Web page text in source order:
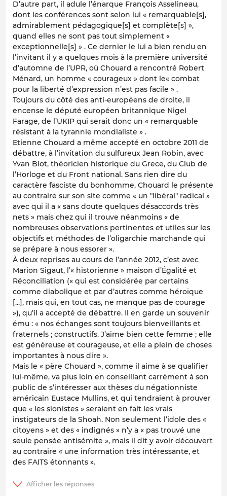
D’autre part, il adule l’énarque François Asselineau,
dont les conférences sont selon lui « remarquable[s],
admirablement pédagogique[s] et complète[s] »,
quand elles ne sont pas tout simplement «
exceptionnelle[s] » . Ce dernier le lui a bien rendu en
l’invitant il y a quelques mois à la première université
d’automne de l’UPR, où Chouard a rencontré Robert
Ménard, un homme « courageux » dont le« combat
pour la liberté d’expression n’est pas facile » .
Toujours du côté des anti-européens de droite, il
encense le député européen britannique Nigel
Farage, de l’UKIP qui serait donc un « remarquable
résistant à la tyrannie mondialiste » .
Etienne Chouard a même accepté en octobre 2011 de
débattre, à l’invitation du sulfureux Jean Robin, avec
Yvan Blot, théoricien historique du Grece, du Club de
l’Horloge et du Front national. Sans rien dire du
caractère fasciste du bonhomme, Chouard le présente
au contraire sur son site comme « un "libéral" radical »
avec qui il a « sans doute quelques désaccords très
nets » mais chez qui il trouve néanmoins « de
nombreuses observations pertinentes et utiles sur les
objectifs et méthodes de l’oligarchie marchande qui
se prépare à nous essorer ».
À deux reprises au cours de l’année 2012, c’est avec
Marion Sigaut, l’« historienne » maison d’Égalité et
Réconciliation (« qui est considérée par certains
comme diabolique et par d’autres comme héroïque
[...], mais qui, en tout cas, ne manque pas de courage
»), qu’il a accepté de débattre. Il en garde un souvenir
ému : « nos échanges sont toujours bienveillants et
fraternels ; constructifs. J’aime bien cette femme ; elle
est généreuse et courageuse, et elle a plein de choses
importantes à nous dire ».
Mais le « père Chouard », comme il aime à se qualifier
lui-même, va plus loin en conseillant carrément à son
public de s’intéresser aux thèses du négationniste
américain Eustace Mullins, et qui tendraient à prouver
que « les sionistes » seraient en fait les vrais
instigateurs de la Shoah. Non seulement l’idole des «
citoyens » et des « indignés » n’y a « pas trouvé une
seule pensée antisémite », mais il dit y avoir découvert
au contraire « une information très intéressante, et
des FAITS étonnants ».